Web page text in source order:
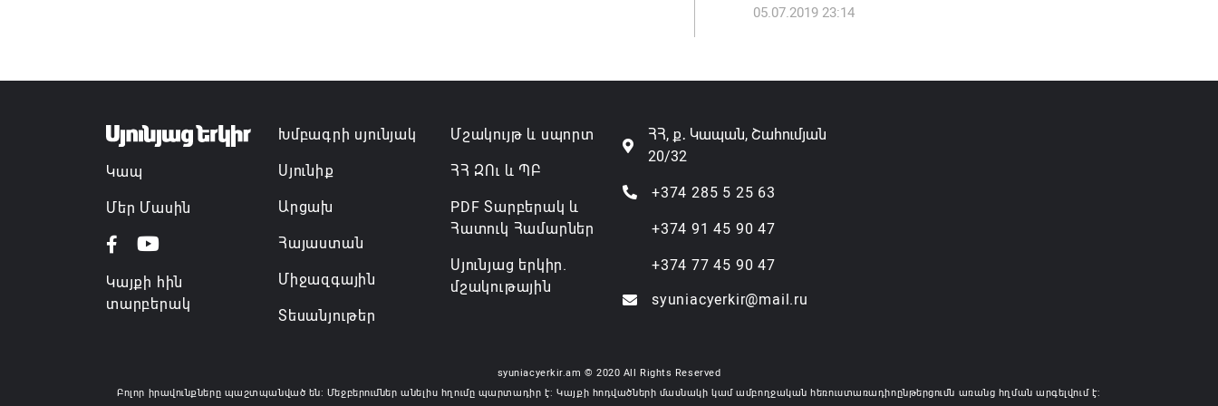
05.07.2019 23:14
Կապ
Մեր Մասին
Կայքի հին
տարբերակ
Խմբագրի սյունյակ
Սյունիք
Արցախ
Հայաստան
Միջազգային
Տեսանյութեր
Մշակույթ և սպորտ
ՀՀ ԶՈւ և ՊԲ
PDF Տարբերակ և
Հատուկ Համարներ
Սյունյաց երկիր.
մշակութային
ՀՀ, ք․ Կապան, Շահումյան
20/32
+374 285 5 25 63
+374 91 45 90 47
+374 77 45 90 47
syuniacyerkir@mail.ru
syuniacyerkir.am © 2020 All Rights Reserved
Բոլոր իրավունքները պաշտպանված են: Մեջբերումներ անելիս հղումը պարտադիր է: Կայքի հոդվածների մասնակի կամ ամբողջական հեռուստառադիոընթերցումն առանց հղման արգելվում է: